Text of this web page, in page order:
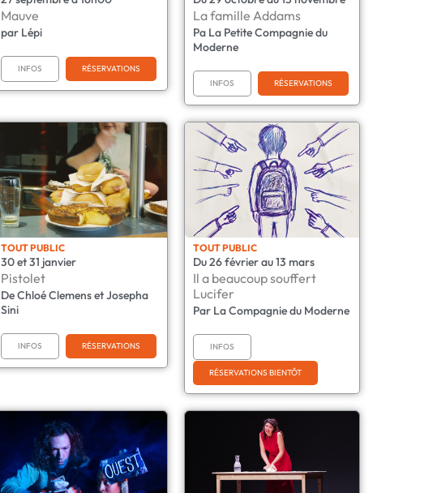
Mauve
par Lépi
INFOS RÉSERVATIONS
La famille Addams
Pa La Petite Compagnie du
Moderne
INFOS RÉSERVATIONS
TOUT PUBLIC
30 et 31 janvier
Pistolet
De Chloé Clemens et Josepha
Sini
INFOS RÉSERVATIONS
TOUT PUBLIC
Du 26 février au 13 mars
Il a beaucoup souffert
Lucifer
Par La Compagnie du Moderne
INFOS
RÉSERVATIONS BIENTÔT